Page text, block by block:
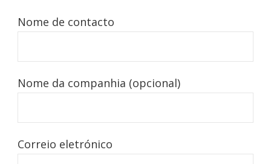
Nome de contacto
Nome da companhia (opcional)
Correio eletrónico